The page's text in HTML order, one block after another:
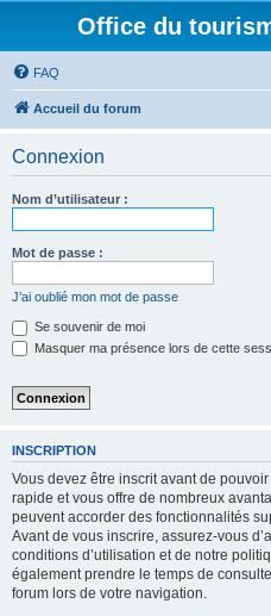
Office du
FAQ
Accueil du forum
Connexion
Nom d’utilisateur :
Mot de passe :
J’ai oublié mon mot de passe
Se souvenir de moi
Masquer ma présence lors de cette
INSCRIPTION
Vous devez être inscrit avant de
rapide et vous offre de nombreux
peuvent accorder des fonctionnalités
Avant de vous inscrire, assurez-vous
conditions d’utilisation et de notre
également prendre le temps de
forum lors de votre navigation.